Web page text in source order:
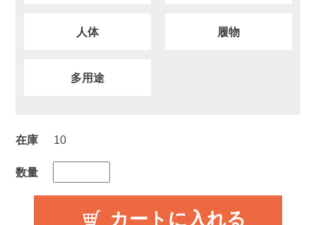
人体 履物
多用途
在庫 10
数量